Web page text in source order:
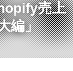
売上
編」